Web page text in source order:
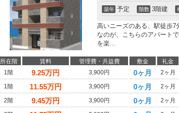
築年 予定 階数 3階建
高いニーズのある、駅徒歩7
なのが、こちらのアパート
を楽...
所在階 賃料 管理費・共益費 敷金 礼金
1階
9.25万円 3,900円 0ヶ月 2ヶ月
1階
11.55万円 3,900円 0ヶ月 2ヶ月
2階
9.45万円 3,900円 0ヶ月 2ヶ月